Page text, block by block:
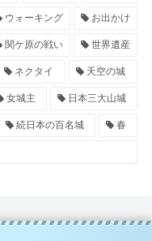
ウォーキング お出かけ
関ケ原の戦い 世界遺産
ネクタイ 天空の城
女城主 日本三大山城
続日本の百名城 春